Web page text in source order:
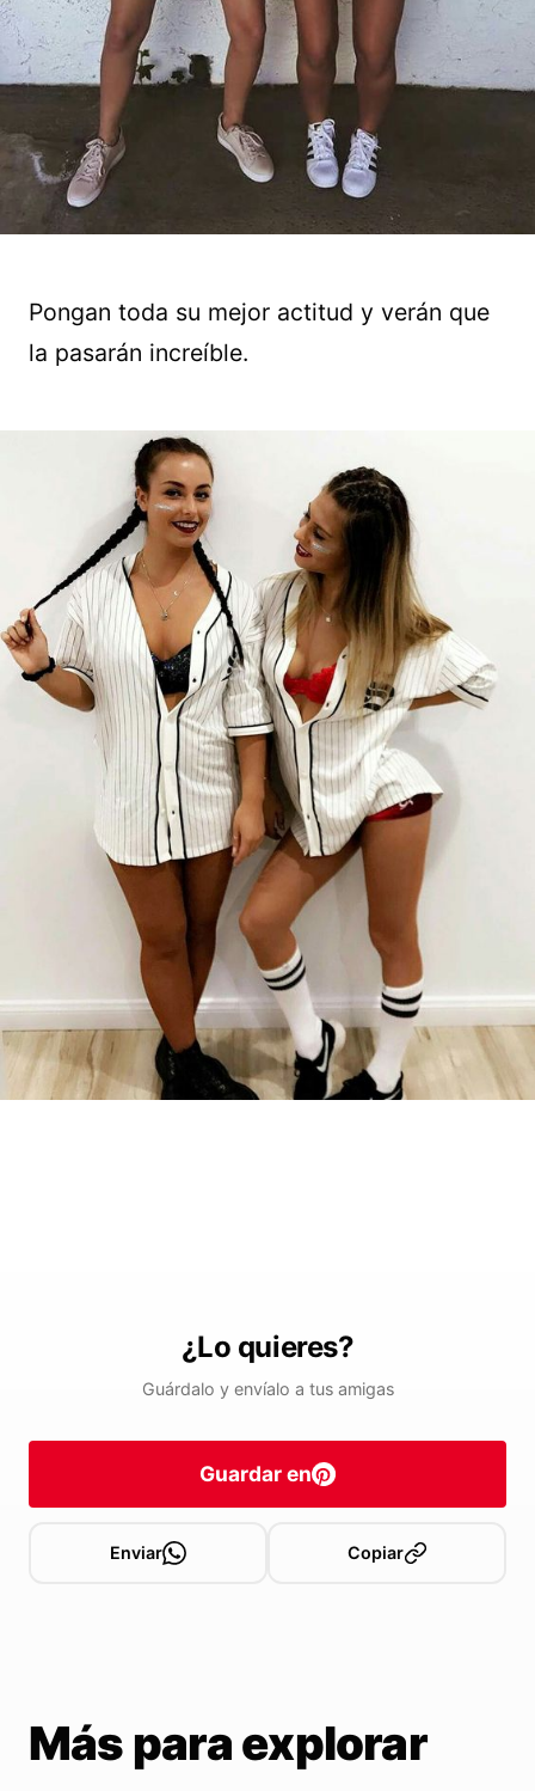
Pongan toda su mejor actitud y verán que
la pasarán increíble.
¿Lo quieres?
Guárdalo y envíalo a tus amigas
Guardar en
Enviar Copiar
Más para explorar